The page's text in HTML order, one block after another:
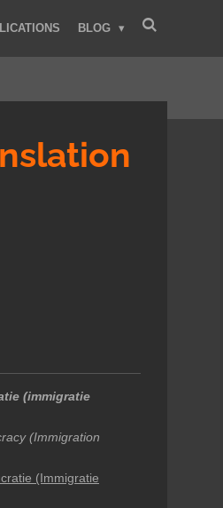
BLOG
(immigratie
(Immigration
(Immigratie